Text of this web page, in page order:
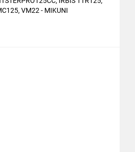
VM22 - MIKUNI